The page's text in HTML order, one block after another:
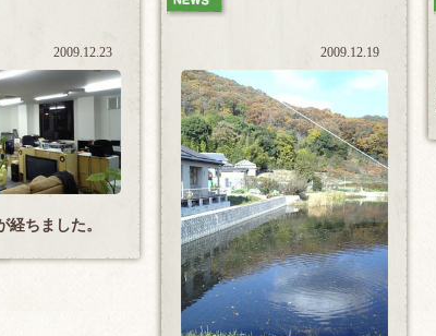
2009.12.23
経ちました。
2009.12.19